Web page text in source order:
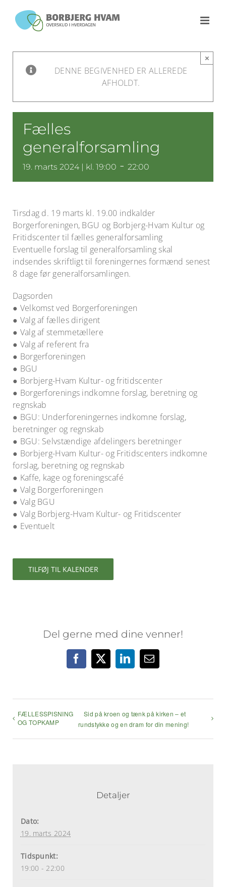
content
DENNE BEGIVENHED ER ALLEREDE
AFHOLDT.
×
Fælles
generalforsamling
19. marts 2024 | kl. 19:00 - 22:00
Tirsdag d. 19 marts kl. 19.00 indkalder
Borgerforeningen, BGU og Borbjerg-Hvam Kultur og
Fritidscenter til fælles generalforsamling
Eventuelle forslag til generalforsamling skal
indsendes skriftligt til foreningernes formænd senest
8 dage før generalforsamlingen.
Dagsorden
● Velkomst ved Borgerforeningen
● Valg af fælles dirigent
● Valg af stemmetællere
● Valg af referent fra
● Borgerforeningen
● BGU
● Borbjerg-Hvam Kultur- og fritidscenter
● Borgerforenings indkomne forslag, beretning og
regnskab
● BGU: Underforeningernes indkomne forslag,
beretninger og regnskab
● BGU: Selvstændige afdelingers beretninger
● Borbjerg-Hvam Kultur- og Fritidscenters indkomne
forslag, beretning og regnskab
● Kaffe, kage og foreningscafé
● Valg Borgerforeningen
● Valg BGU
● Valg Borbjerg-Hvam Kultur- og Fritidscenter
● Eventuelt
TILFØJ TIL KALENDER
Del gerne med dine venner!
Facebook
X LinkedIn
E-
FÆLLESSPISNING
OG TOPKAMP
Sid på kroen og tænk på kirken – et
rundstykke og en dram for din mening!
Detaljer
Dato:
19. marts 2024
Tidspunkt:
19:00 - 22:00